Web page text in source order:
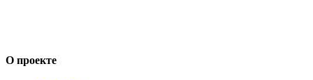
О проекте